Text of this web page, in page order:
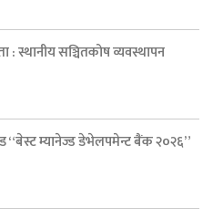
: स्थानीय सञ्चितकोष व्यवस्थापन
“बेस्ट म्यानेज्ड डेभेलपमेन्ट बैंक २०२६”